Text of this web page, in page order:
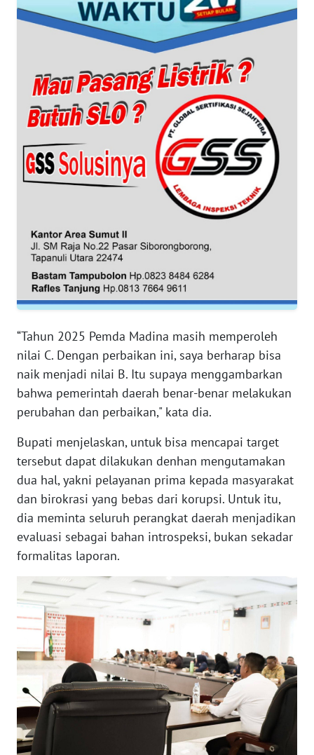
“Tahun 2025 Pemda Madina masih memperoleh
nilai C. Dengan perbaikan ini, saya berharap bisa
naik menjadi nilai B. Itu supaya menggambarkan
bahwa pemerintah daerah benar-benar melakukan
perubahan dan perbaikan," kata dia.
Bupati menjelaskan, untuk bisa mencapai target
tersebut dapat dilakukan denhan mengutamakan
dua hal, yakni pelayanan prima kepada masyarakat
dan birokrasi yang bebas dari korupsi. Untuk itu,
dia meminta seluruh perangkat daerah menjadikan
evaluasi sebagai bahan introspeksi, bukan sekadar
formalitas laporan.
BANTEN
WN
KEPRI
WN
PAPUA
BARAT
WN
RIAU
SERAMBI
WN
SULTRA
WN
NTB
WN
SULTENG
WN
SULBAR
WN
BABEL
SUMBAR
SUMSEL